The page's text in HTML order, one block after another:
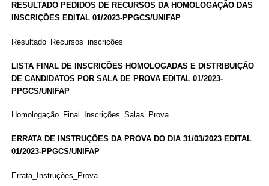
RESULTADO PEDIDOS DE RECURSOS DA HOMOLOGAÇÃO DAS
INSCRIÇÕES EDITAL 01/2023-PPGCS/UNIFAP
Resultado_Recursos_inscrições
LISTA FINAL DE INSCRIÇÕES HOMOLOGADAS E DISTRIBUIÇÃO
DE CANDIDATOS POR SALA DE PROVA EDITAL 01/2023-
PPGCS/UNIFAP
Homologação_Final_Inscrições_Salas_Prova
ERRATA DE INSTRUÇÕES DA PROVA DO DIA 31/03/2023 EDITAL
01/2023-PPGCS/UNIFAP
Errata_Instruções_Prova